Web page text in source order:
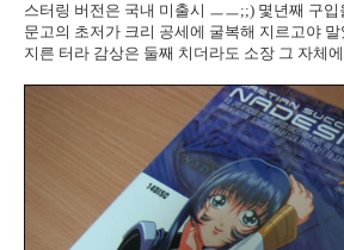
스터링 버전은 국내 미출시 ㅡㅡ;;) 몇년째 구
문고의 초저가 크리 공세에 굴복해 지르고야
지른 터라 감상은 둘째 치더라도 소장 그 자체